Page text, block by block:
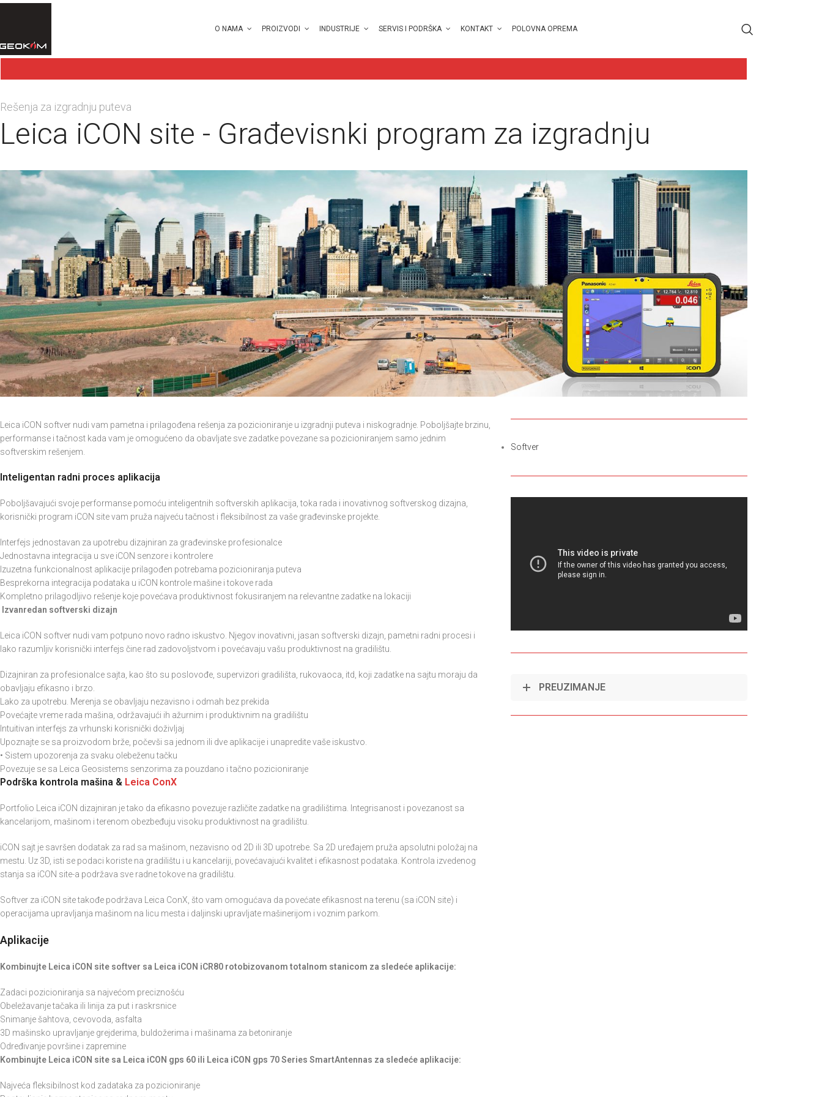
O NAMA PROIZVODI INDUSTRIJE SERVIS I PODRŠKA KONTAKT POLOVNA OPREMA
Rešenja za izgradnju puteva
Leica iCON site - Građevisnki program za izgradnju
Leica iCON softver nudi vam pametna i prilagođena rešenja za pozicioniranje u izgradnji puteva i niskogradnje. Poboljšajte brzinu,
performanse i tačnost kada vam je omogućeno da obavljate sve zadatke povezane sa pozicioniranjem samo jednim
softverskim rešenjem.
Inteligentan radni proces aplikacija
Poboljšavajući svoje performanse pomoću inteligentnih softverskih aplikacija, toka rada i inovativnog softverskog dizajna,
korisnički program iCON site vam pruža najveću tačnost i fleksibilnost za vaše građevinske projekte.
Interfejs jednostavan za upotrebu dizajniran za građevinske profesionalce
Jednostavna integracija u sve iCON senzore i kontrolere
Izuzetna funkcionalnost aplikacije prilagođen potrebama pozicioniranja puteva
Besprekorna integracija podataka u iCON kontrole mašine i tokove rada
Kompletno prilagodljivo rešenje koje povećava produktivnost fokusiranjem na relevantne zadatke na lokaciji
Izvanredan softverski dizajn
Leica iCON softver nudi vam potpuno novo radno iskustvo. Njegov inovativni, jasan softverski dizajn, pametni radni procesi i
lako razumljiv korisnički interfejs čine rad zadovoljstvom i povećavaju vašu produktivnost na gradilištu.
Dizajniran za profesionalce sajta, kao što su poslovođe, supervizori gradilišta, rukovaoca, itd, koji zadatke na sajtu moraju da
obavljaju efikasno i brzo.
Lako za upotrebu. Merenja se obavljaju nezavisno i odmah bez prekida
Povećajte vreme rada mašina, održavajući ih ažurnim i produktivnim na gradilištu
Intuitivan interfejs za vrhunski korisnički doživljaj
Upoznajte se sa proizvodom brže, počevši sa jednom ili dve aplikacije i unapredite vaše iskustvo.
• Sistem upozorenja za svaku olebeženu tačku
Povezuje se sa Leica Geosistems senzorima za pouzdano i tačno pozicioniranje
Podrška kontrola mašina & Leica ConX
Portfolio Leica iCON dizajniran je tako da efikasno povezuje različite zadatke na gradilištima. Integrisanost i povezanost sa
kancelarijom, mašinom i terenom obezbeđuju visoku produktivnost na gradilištu.
iCON sajt je savršen dodatak za rad sa mašinom, nezavisno od 2D ili 3D upotrebe. Sa 2D uređajem pruža apsolutni položaj na
mestu. Uz 3D, isti se podaci koriste na gradilištu i u kancelariji, povećavajući kvalitet i efikasnost podataka. Kontrola izvedenog
stanja sa iCON site-a podržava sve radne tokove na gradilištu.
Softver za iCON site takođe podržava Leica ConX, što vam omogućava da povećate efikasnost na terenu (sa iCON site) i
operacijama upravljanja mašinom na licu mesta i daljinski upravljate mašinerijom i voznim parkom.
Aplikacije
Kombinujte Leica iCON site softver sa Leica iCON iCR80 rotobizovanom totalnom stanicom za sledeće aplikacije:
Zadaci pozicioniranja sa najvećom preciznošću
Obeležavanje tačaka ili linija za put i raskrsnice
Snimanje šahtova, cevovoda, asfalta
3D mašinsko upravljanje grejderima, buldožerima i mašinama za betoniranje
Određivanje površine i zapremine
Kombinujte Leica iCON site sa Leica iCON gps 60 ili Leica iCON gps 70 Series SmartAntennas za sledeće aplikacije:
Najveća fleksibilnost kod zadataka za pozicioniranje
Softver
PREUZIMANJE